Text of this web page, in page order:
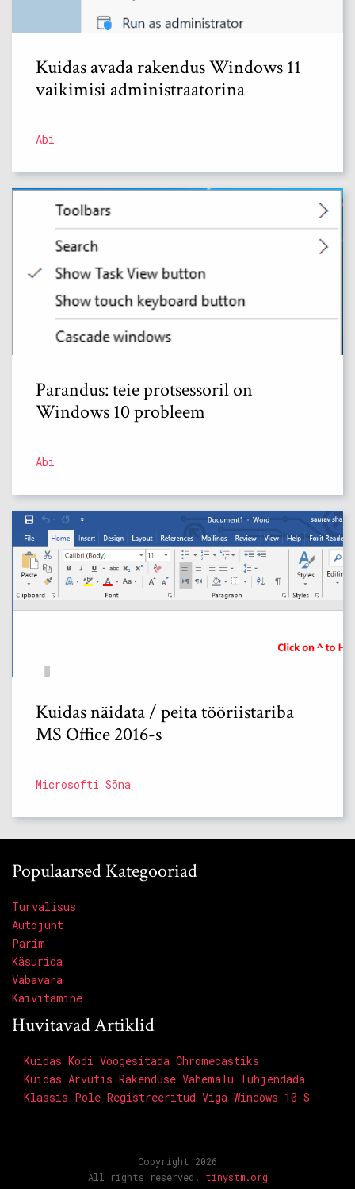
Kuidas avada rakendus Windows 11
vaikimisi administraatorina
Abi
Parandus: teie protsessoril on
Windows 10 probleem
Abi
Kuidas näidata / peita tööriistariba
MS Office 2016-s
Microsofti Sõna
Populaarsed Kategooriad
Turvalisus
Autojuht
Parim
Käsurida
Vabavara
Käivitamine
Huvitavad Artiklid
Kuidas Kodi Voogesitada Chromecastiks
Kuidas Arvutis Rakenduse Vahemälu Tühjendada
Klassis Pole Registreeritud Viga Windows 10-S
Copyright 2026
All rights reserved. tinystm.org